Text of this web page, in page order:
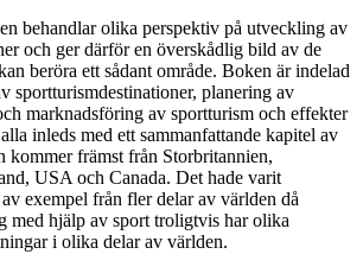
behandlar olika perspektiv på utveckling av
och ger därför en överskådlig bild av de
beröra ett sådant område. Boken är indelad
sportturismdestinationer, planering av
marknadsföring av sportturism och effekter
inleds med ett sammanfattande kapitel av
kommer främst från Storbritannien,
USA och Canada. Det hade varit
exempel från fler delar av världen då
med hjälp av sport troligtvis har olika
i olika delar av världen.